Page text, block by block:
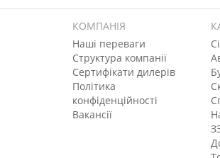
КОМПАНІЯ
Наші переваги
Структура компанії
Сертифікати дилерів
Політика
конфіденційності
Вакансії